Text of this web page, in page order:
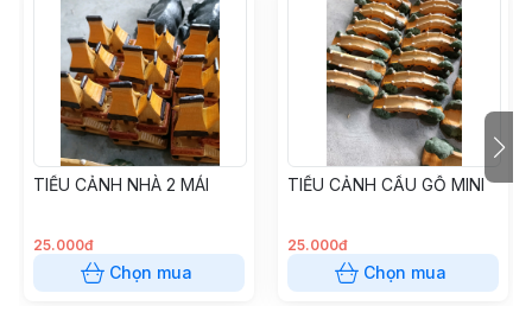
TIỂU CẢNH NHÀ 2 MÁI
25.000đ
Chọn mua
TIỂU CẢNH CẦU GỖ MINI
25.000đ
Chọn mua